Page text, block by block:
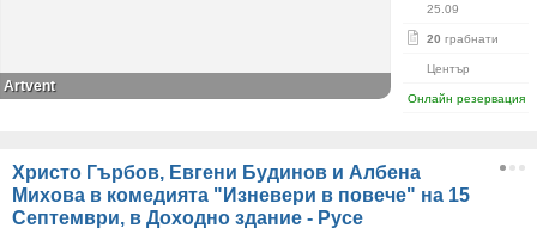
25.09
20 грабнати
Център
Онлайн резервация
Artvent
Христо Гърбов, Евгени Будинов и Албена
Михова в комедията "Изневери в повече" на 15
Септември, в Доходно здание - Русе